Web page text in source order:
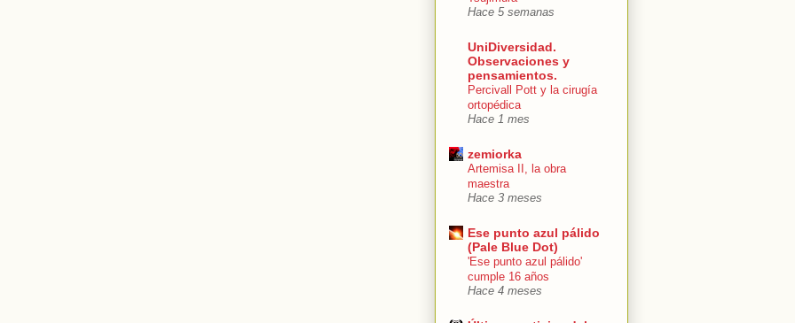
Hace 5 semanas
UniDiversidad.
Observaciones y
pensamientos.
Percivall Pott y la cirugía
ortopédica
Hace 1 mes
zemiorka
Artemisa II, la obra
maestra
Hace 3 meses
Ese punto azul pálido
(Pale Blue Dot)
'Ese punto azul pálido'
cumple 16 años
Hace 4 meses